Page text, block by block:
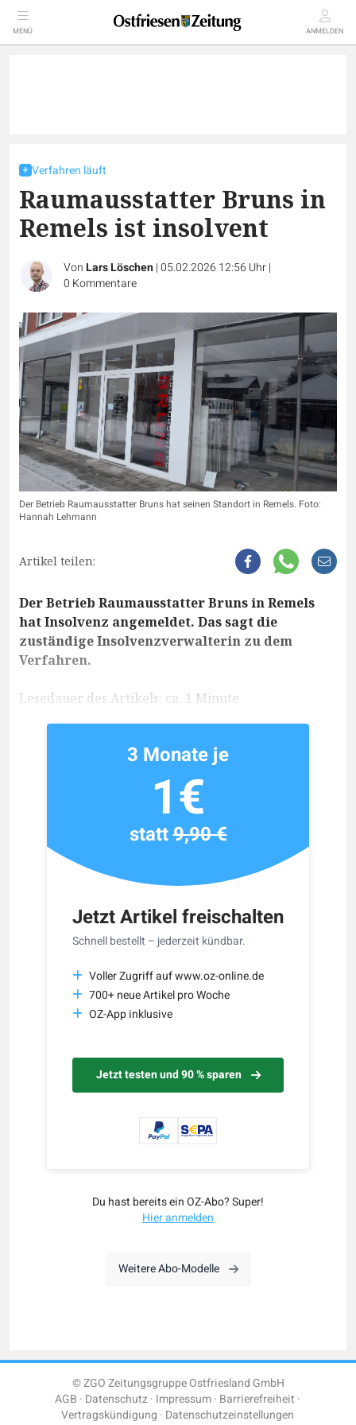
MENÜ ANMELDEN
Verfahren läuft
Raumausstatter Bruns in
Remels ist insolvent
VonLars Löschen|05.02.2026 12:56 Uhr|
0 Kommentare
Der Betrieb Raumausstatter Bruns hat seinen Standort in Remels. Foto:
Hannah Lehmann
Artikel teilen:
Der Betrieb Raumausstatter Bruns in Remels
hat Insolvenz angemeldet. Das sagt die
zuständige Insolvenzverwalterin zu dem
Verfahren.
Lesedauer des Artikels: ca. 1 Minute
Jetzt Artikel freischalten
Schnell bestellt – jederzeit kündbar.
Voller Zugriff auf www.oz-online.de
700+ neue Artikel pro Woche
OZ-App inklusive
Jetzt testen und 90 % sparen
3 Monate je
1€
statt9,90 €
Du hast bereits ein OZ-Abo? Super!
Hier anmelden
Weitere Abo-Modelle
© ZGO Zeitungsgruppe Ostfriesland GmbH
AGB Datenschutz Impressum Barrierefreiheit
Vertragskündigung Datenschutzeinstellungen